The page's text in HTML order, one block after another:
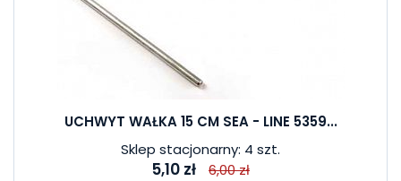
UCHWYT WAŁKA 15 CM SEA - LINE 5359...
Sklep stacjonarny: 4 szt.
5,10 zł 6,00 zł